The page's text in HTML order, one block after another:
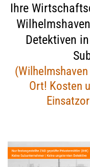
Ihre
Detektiven
Ort! Kosten